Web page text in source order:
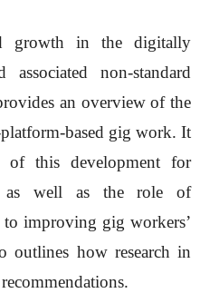
growth in the digitally
non-standard
an overview of the
based gig work. It
of this development for
as well as the role of
improving gig workers’
outlines how research in